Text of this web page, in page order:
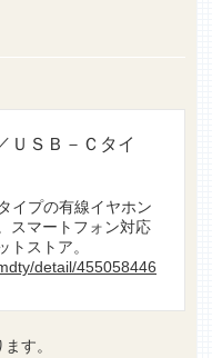
ＳＢ－Ｃタイ
イプの有線イヤホン
スマートフォン対応
ストア。
detail/455058446
す。